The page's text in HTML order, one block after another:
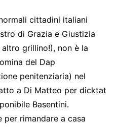
cittadini italiani
di Grazia e Giustizia
grillino!), non è la
del Dap
penitenziaria) nel
a Di Matteo per dicktat
Basentini.
per rimandare a casa